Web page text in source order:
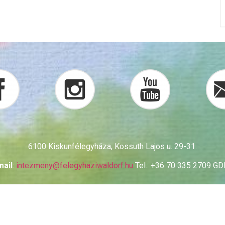
6100 Kiskunfélegyháza, Kossuth Lajos u. 29-31.
: intezmeny@felegyhaziwaldorf.hu Tel.: +36 70 335 2709